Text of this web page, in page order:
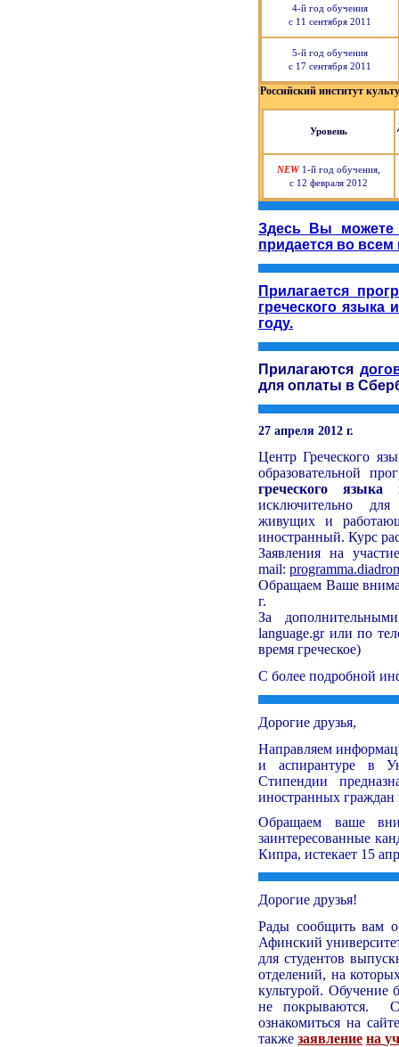
4-й год обучения
с 11 сентября 2011
5-й год обучения
с 17 сентября 2011
Российский институт
Уровень
NEW1-й год обучения,
с 12 февраля 2012
Здесь Вы можете
придается во всем
Прилагается
греческого
году.
Прилагаются
для оплаты в
27 апреля 2012 г.
Центр Греческого
образовательной
греческого языка
исключительно
живущих и
иностранный. Курс
Заявления на
mail:
Обращаем Ваше
г.
За
language.gr или по
время греческое)
С более подробной
Дорогие друзья,
Направляем
и аспирантуре в
Стипендии
иностранных граждан
Обращаем ваше
заинтересованные
Кипра, истекает 15
Дорогие друзья!
Рады сообщить
Афинский
для студентов
отделений, на
культурой. Обучение
не покрываются. С
ознакомиться на
также заявление на